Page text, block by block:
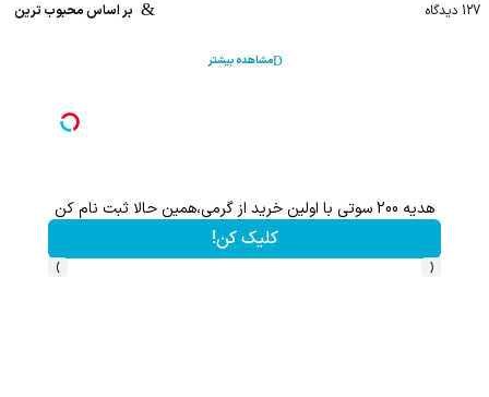
127 دیدگاه بر اساس محبوب ترین
مشاهده بیشتر
گردونه شانس بدون پوچ، از آیفون17تا PS5 و طلای دیجیتال و دلار🔥
بچرخونش
‹
›